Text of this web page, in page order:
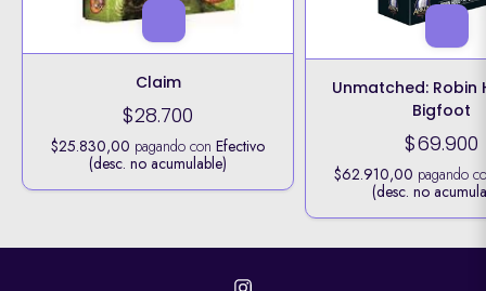
Claim
$28.700
$25.830,00 pagando conEfectivo
(desc. no acumulable)
Unmatched: Robin
Bigfoot
$69.900
$62.910,00 pagando
(desc. no